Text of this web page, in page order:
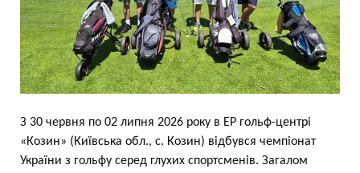
З 30 червня по 02 липня 2026 року в ЕР гольф-центрі
«Козин» (Київська обл., с. Козин) відбувся чемпіонат
України з гольфу серед глухих спортсменів. Загалом